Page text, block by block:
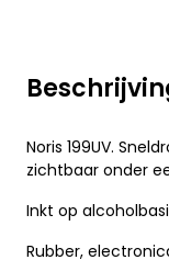
Noris 199UV.
zichtbaar onder
Inkt op
Rubber,